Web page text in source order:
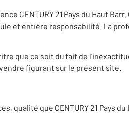
CENTURY 21 Pays du Haut Barr.
et entière responsabilité. La
que ce soit du fait de
figurant sur le présent site.
qualité que CENTURY 21 Pays du